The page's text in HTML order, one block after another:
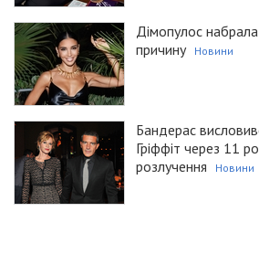
Дімопулос
причину
Новини
Бандерас
Гріффіт через 11
розлучення
Новини